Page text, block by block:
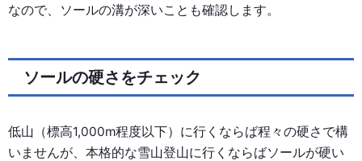
なので、ソールの溝が深いことも確認します。
ソールの硬さをチェック
低山（標高1,000m程度以下）に行くならば程々の硬さで構
いませんが、本格的な雪山登山に行くならばソールが硬い